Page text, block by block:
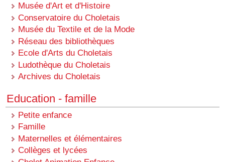
Musée d'Art et d'Histoire
Conservatoire du Choletais
Musée du Textile et de la Mode
Réseau des bibliothèques
Ecole d'Arts du Choletais
Ludothèque du Choletais
Archives du Choletais
Education - famille
Petite enfance
Famille
Maternelles et élémentaires
Collèges et lycées